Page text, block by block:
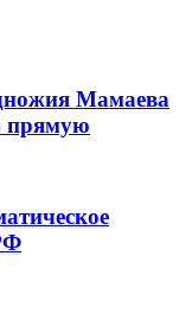
Мамаева
прямую